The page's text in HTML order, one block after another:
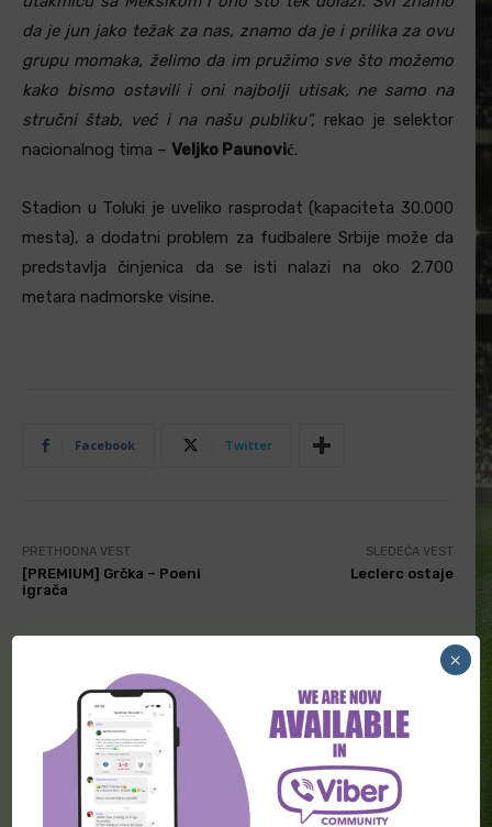
da je jun jako težak za nas, znamo da je i prilika za ovu
grupu momaka, želimo da im pružimo sve što možemo
kako bismo ostavili i oni najbolji utisak, ne samo na
stručni štab, već i na našu publiku”, rekao je selektor
nacionalnog tima – Veljko Paunović.
Stadion u Toluki je uveliko rasprodat (kapaciteta 30.000
mesta), a dodatni problem za fudbalere Srbije može da
predstavlja činjenica da se isti nalazi na oko 2.700
metara nadmorske visine.
Facebook Twitter
PRETHODNA VEST
[PREMIUM] Grčka – Poeni
igrača
SLEDEĆA VEST
Leclerc ostaje
Transferi širom sveta (5. avgust)
“Svrake” imaju novog trenera
×